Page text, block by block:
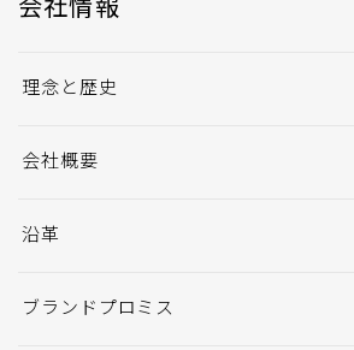
理念と歴史
会社概要
沿革
ブランドプロミス